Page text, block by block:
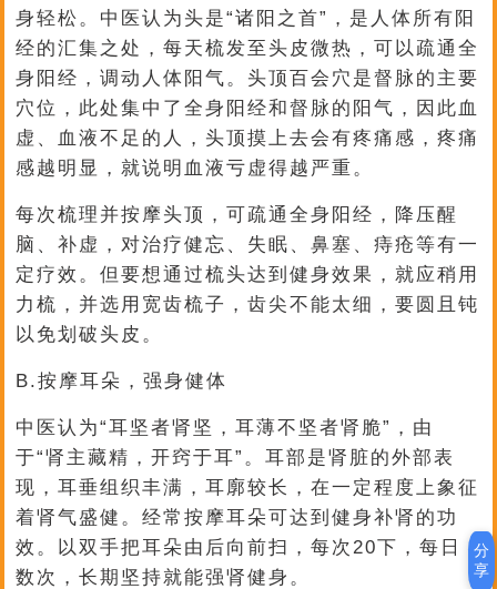
身轻松。中医认为头是“诸阳之首”，是人体所有阳
经的汇集之处，每天梳发至头皮微热，可以疏通全
身阳经，调动人体阳气。头顶百会穴是督脉的主要
穴位，此处集中了全身阳经和督脉的阳气，因此血
虚、血液不足的人，头顶摸上去会有疼痛感，疼痛
感越明显，就说明血液亏虚得越严重。
每次梳理并按摩头顶，可疏通全身阳经，降压醒
脑、补虚，对治疗健忘、失眠、鼻塞、痔疮等有一
定疗效。但要想通过梳头达到健身效果，就应稍用
力梳，并选用宽齿梳子，齿尖不能太细，要圆且钝
以免划破头皮。
B.按摩耳朵，强身健体
中医认为“耳坚者肾坚，耳薄不坚者肾脆”，由
于“肾主藏精，开窍于耳”。耳部是肾脏的外部表
现，耳垂组织丰满，耳廓较长，在一定程度上象征
着肾气盛健。经常按摩耳朵可达到健身补肾的功
效。以双手把耳朵由后向前扫，每次20下，每日
数次，长期坚持就能强肾健身。
分
享